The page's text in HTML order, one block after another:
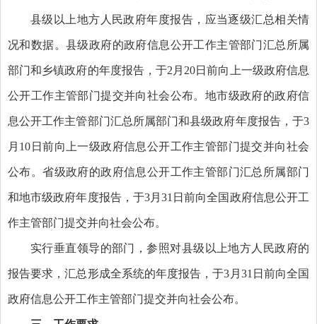
县级以上地方人民政府年度报告，应当逐级汇总相关情
况和数据。县级政府的政府信息公开工作主管部门汇总所属
部门和乡镇政府的年度报告，于2月20日前向上一级政府信息
公开工作主管部门提交并向社会公布。地市级政府的政府信
息公开工作主管部门汇总所属部门和县级政府年度报告，于3
月10日前向上一级政府信息公开工作主管部门提交并向社会
公布。省级政府的政府信息公开工作主管部门汇总所属部门
和地市级政府年度报告，于3月31日前向全国政府信息公开工
作主管部门提交并向社会公布。
实行垂直领导的部门，参照对县级以上地方人民政府的
报告要求，汇总形成全系统的年度报告，于3月31日前向全国
政府信息公开工作主管部门提交并向社会公布。